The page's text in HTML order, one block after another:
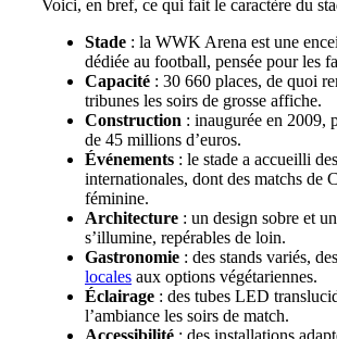
Voici, en bref, ce qui fait le caractère du
Stade : la WWK Arena est une
dédiée au football, pensée pour les
Capacité : 30 660 places, de quoi
tribunes les soirs de grosse affiche.
Construction : inaugurée en 2009,
de 45 millions d’euros.
Événements : le stade a accueilli
internationales, dont des matchs de
féminine.
Architecture : un design sobre et
s’illumine, repérables de loin.
Gastronomie : des stands variés, des
locales aux options végétariennes.
Éclairage : des tubes LED
l’ambiance les soirs de match.
Accessibilité : des installations